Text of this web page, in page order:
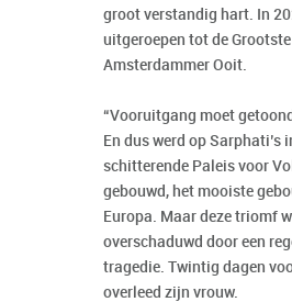
groot verstandig hart. In
uitgeroepen tot de Grootste
Amsterdammer Ooit.
“Vooruitgang moet
En dus werd op
schitterende Paleis voor
gebouwd, het mooiste
Europa. Maar deze triomf
overschaduwd door een
tragedie. Twintig dagen
overleed zijn vrouw.